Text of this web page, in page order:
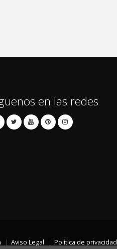
en las redes
Aviso Legal Política de privacidad